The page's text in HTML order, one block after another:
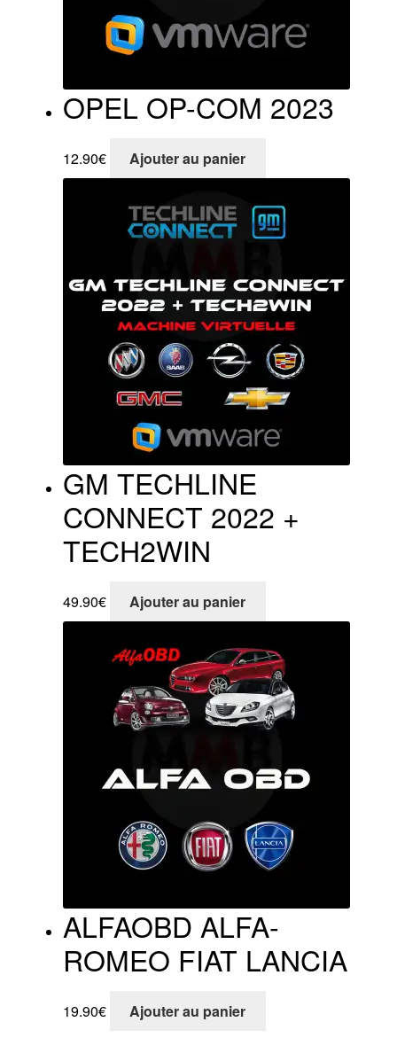
OPEL OP-COM 2023
12.90€ Ajouter au panier
GM TECHLINE
CONNECT 2022 +
TECH2WIN
49.90€ Ajouter au panier
ALFAOBD ALFA-
ROMEO FIAT LANCIA
19.90€ Ajouter au panier